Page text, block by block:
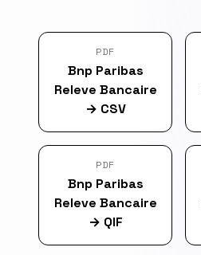
PDF
Bnp Paribas
Releve Bancaire
→ CSV
PDF
Bnp Paribas
Releve Bancaire
→ QIF